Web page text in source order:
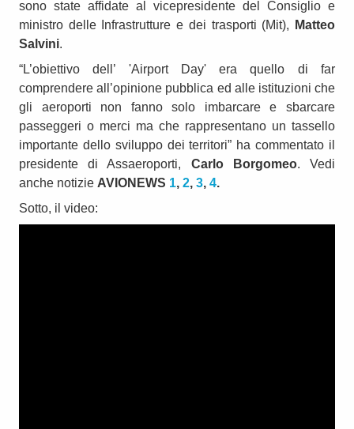
sono state affidate al vicepresidente del Consiglio e
ministro delle Infrastrutture e dei trasporti (Mit),
Matteo
Salvini.
“L’obiettivo dell’ 'Airport Day' era quello di far
comprendere all’opinione pubblica ed alle istituzioni che
gli aeroporti non fanno solo imbarcare e sbarcare
passeggeri o merci ma che rappresentano un tassello
importante dello sviluppo dei territori” ha commentato il
presidente di Assaeroporti, Carlo Borgomeo. Vedi
anche notizie AVIONEWS 1, 2, 3, 4.
Sotto, il video: